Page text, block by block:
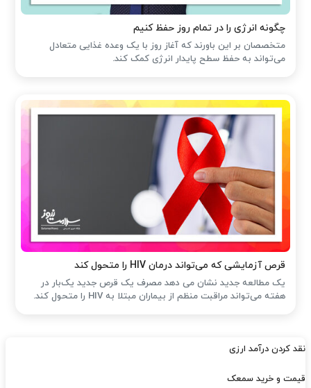
چگونه انرژی را در تمام روز حفظ کنیم
متخصصان بر این باورند که آغاز روز با یک وعده غذایی متعادل
می‌تواند به حفظ سطح پایدار انرژی کمک کند.
قرص آزمایشی که می‌تواند درمان HIV را متحول کند
یک مطالعه جدید نشان می دهد مصرف یک قرص جدید یک‌بار در
هفته می‌تواند مراقبت منظم از بیماران مبتلا به HIV را متحول کند.
نقد کردن درآمد ارزی
قیمت و خرید سمعک